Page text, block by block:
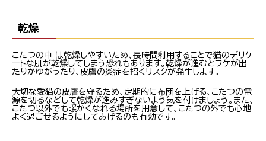
乾燥
こたつの中 は乾燥しやすいため、長時間利用することで猫のデリケ
ートな肌が乾燥してしまう恐れもあります。乾燥が進むとフケが出
たりかゆがったり、皮膚の炎症を招くリスクが発生します。
大切な愛猫の皮膚を守るため、定期的に布団を上げる、こたつの電
源を切るなどして乾燥が進みすぎないよう気を付けましょう。また、
こたつ以外でも暖かくなれる場所を用意して、こたつの外でも心地
よく過ごせるようにしてあげるのも有効です。